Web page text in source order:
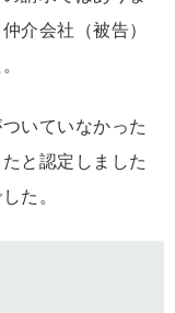
介会社（被告）
いていなかった
と認定しました
た。